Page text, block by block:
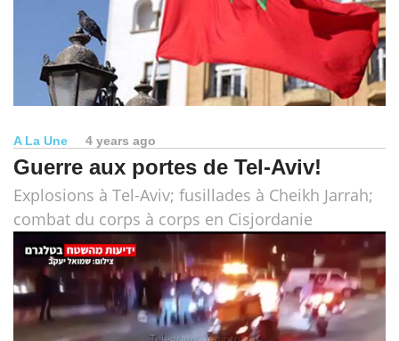
A La Une 4 years ago
Guerre aux portes de Tel-Aviv!
Explosions à Tel-Aviv; fusillades à Cheikh Jarrah;
combat du corps à corps en Cisjordanie